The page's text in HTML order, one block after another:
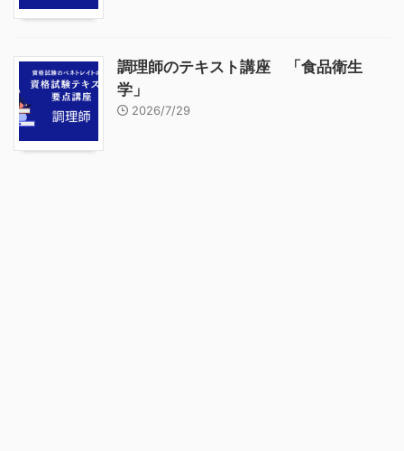
調理師のテキスト講座 「食品衛生
学」
2026/7/29